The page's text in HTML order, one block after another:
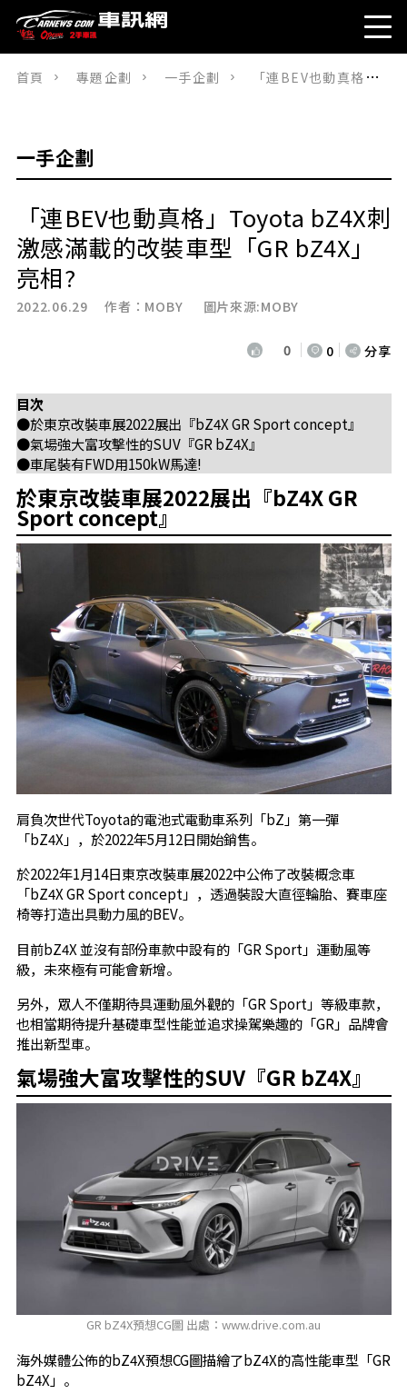
首頁 專題企劃 一手企劃 「連BEV也動真格」Toyota bZ4X刺激感滿載的改裝車型「GR bZ4X」亮相?
一手企劃
「連BEV也動真格」Toyota bZ4X刺
激感滿載的改裝車型「GR bZ4X」
亮相?
2022.06.29 作者： MOBY 圖片來源:MOBY
0 0 分享
目次
●於東京改裝車展2022展出『bZ4X GR Sport concept』
●氣場強大富攻擊性的SUV『GR bZ4X』
●車尾裝有FWD用150kW馬達!
於東京改裝車展2022展出『bZ4X GR
Sport concept』
肩負次世代Toyota的電池式電動車系列「bZ」第一彈
「bZ4X」，於2022年5月12日開始銷售。
於2022年1月14日東京改裝車展2022中公佈了改裝概念車
「bZ4X GR Sport concept」，透過裝設大直徑輪胎、賽車座
椅等打造出具動力風的BEV。
目前bZ4X 並沒有部份車款中設有的「GR Sport」運動風等
級，未來極有可能會新增。
另外，眾人不僅期待具運動風外觀的「GR Sport」等級車款，
也相當期待提升基礎車型性能並追求操駕樂趣的「GR」品牌會
推出新型車。
氣場強大富攻擊性的SUV『GR bZ4X』
GR bZ4X預想CG圖 出處：www.drive.com.au
海外媒體公佈的bZ4X預想CG圖描繪了bZ4X的高性能車型「GR
bZ4X」。